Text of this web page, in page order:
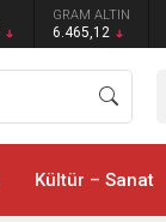
GRAM ALTIN
6.465,12
Kültür – Sanat